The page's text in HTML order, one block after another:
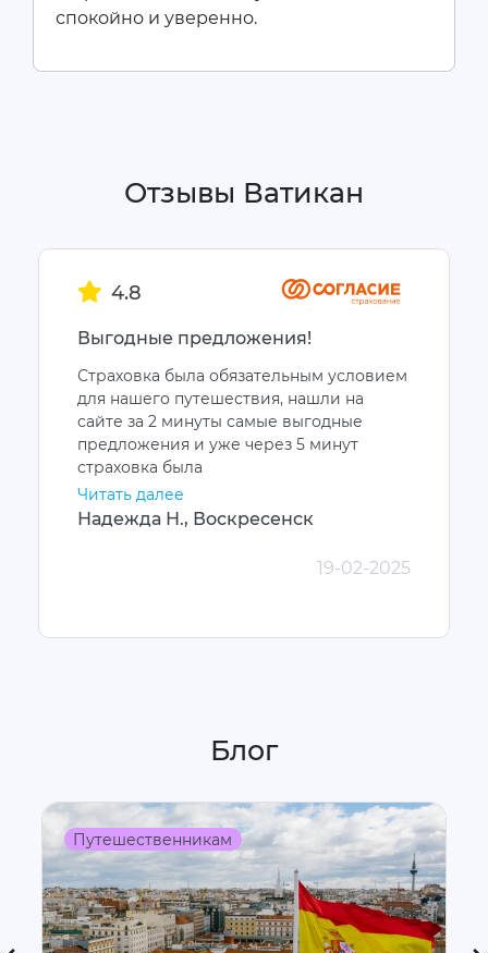
спокойно и уверенно.
Отзывы Ватикан
4.8
Выгодные предложения!
Страховка была обязательным условием
для нашего путешествия, нашли на
сайте за 2 минуты самые выгодные
предложения и уже через 5 минут
страховка была
Читать далее
Надежда Н., Воскресенск
19-02-2025
Блог
Путешественникам